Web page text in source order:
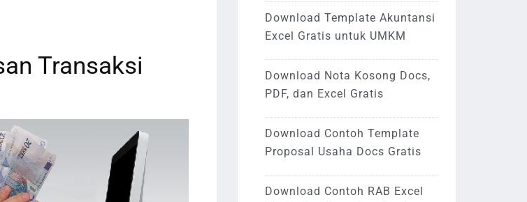
Transaksi
Download Template Akuntansi
Excel Gratis untuk UMKM
Download Nota Kosong Docs,
PDF, dan Excel Gratis
Download Contoh Template
Proposal Usaha Docs Gratis
Download Contoh RAB Excel